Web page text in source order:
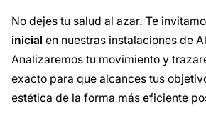
No dejes tu salud al azar. Te
inicial en nuestras instalaciones de
Analizaremos tu movimiento y
exacto para que alcances tus
estética de la forma más eficiente